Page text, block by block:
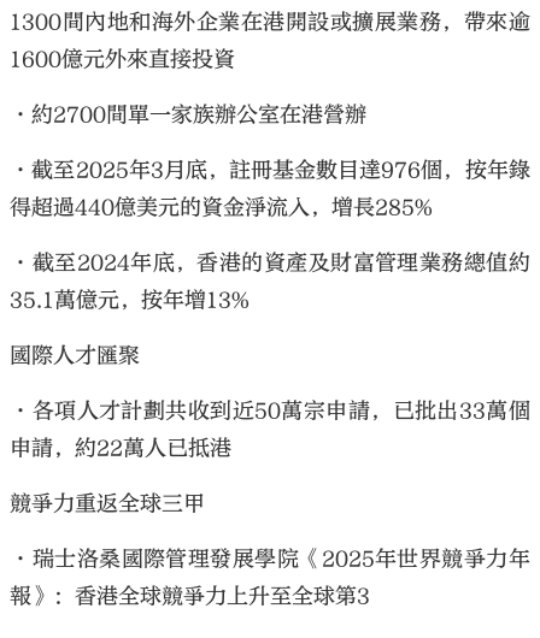
1300間內地和海外企業在港開設或擴展業務，帶來逾
1600億元外來直接投資
•約2700間單一家族辦公室在港營辦
•截至2025年3月底，註冊基金數目達976個，按年錄
得超過440億美元的資金淨流入，增長285%
•截至2024年底，香港的資產及財富管理業務總值約
35.1萬億元，按年增13%
國際人才匯聚
•各項人才計劃共收到近50萬宗申請，已批出33萬個
申請，約22萬人已抵港
競爭力重返全球三甲
•瑞士洛桑國際管理發展學院《2025年世界競爭力年
報》：香港全球競爭力上升至全球第3